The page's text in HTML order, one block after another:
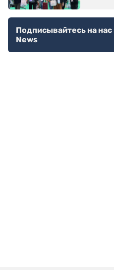
Подписывайтесь на нас
News